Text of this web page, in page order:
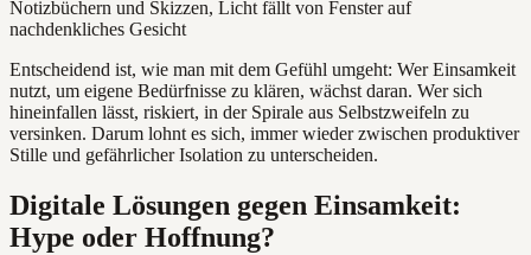
Entscheidend ist, wie man mit dem Gefühl umgeht: Wer Einsamkeit
nutzt, um eigene Bedürfnisse zu klären, wächst daran. Wer sich
hineinfallen lässt, riskiert, in der Spirale aus Selbstzweifeln zu
versinken. Darum lohnt es sich, immer wieder zwischen produktiver
Stille und gefährlicher Isolation zu unterscheiden.
Digitale Lösungen gegen Einsamkeit:
Hype oder Hoffnung?